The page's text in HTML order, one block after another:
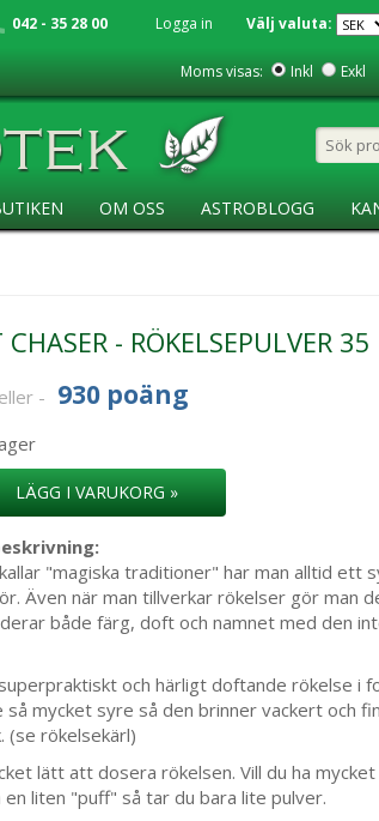
042 - 35 28 00 Logga in Välj valuta:
Moms visas: Inkl Exkl
OM OSS ASTROBLOGG
CHASER - RÖKELSEPULVER
- 930 poäng
LÄGG I VARUKORG »
"magiska traditioner" har man alltid ett
Även när man tillverkar rökelser gör man
både färg, doft och namnet med den
och härligt doftande rökelse i
så mycket syre så den brinner vackert och
(se rökelsekärl)
lätt att dosera rökelsen. Vill du ha
en liten "puff" så tar du bara lite pulver.